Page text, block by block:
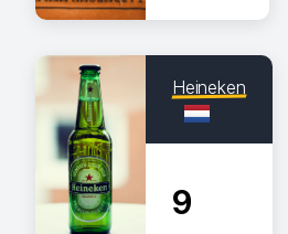
Heineken
9